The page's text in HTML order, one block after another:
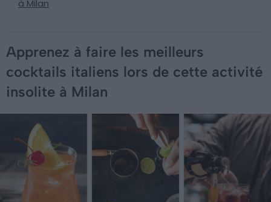
à Milan
Apprenez à faire les meilleurs
cocktails italiens lors de cette activité
insolite à Milan